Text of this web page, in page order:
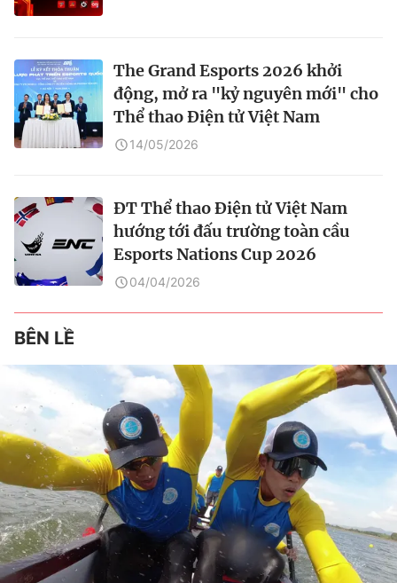
The Grand Esports 2026 khởi
động, mở ra "kỷ nguyên mới" cho
Thể thao Điện tử Việt Nam
14/05/2026
ĐT Thể thao Điện tử Việt Nam
hướng tới đấu trường toàn cầu
Esports Nations Cup 2026
04/04/2026
BÊN LỀ